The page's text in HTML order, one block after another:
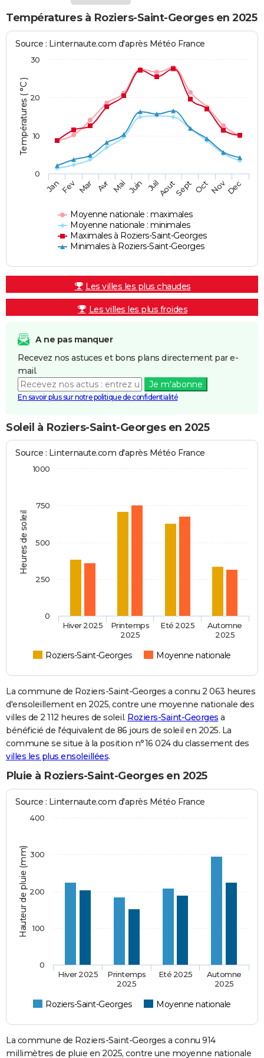
Températures à Roziers-Saint-Georges en 2025
Températures ( °C )
Source : Linternaute.com d'après Météo France
Moyenne nationale : maximales
Moyenne nationale : minimales
Maximales à Roziers-Saint-Georges
Minimales à Roziers-Saint-Georges
JanFev Mar Avr Mai Juin JuilAoutSept OctNovDec
0
10
20
30
Les villes les plus chaudes
Les villes les plus froides
A ne pas manquer
Recevez nos astuces et bons plans directement par e-
mail.
Je m'abonne
En savoir plus sur notre politique de confidentialité
Soleil à Roziers-Saint-Georges en 2025
Heures de soleil
Source : Linternaute.com d'après Météo France
Roziers-Saint-Georges Moyenne nationale
Hiver 2025
Printemps
2025
Eté 2025
Automne
2025
0
250
500
750
1000
La commune de Roziers-Saint-Georges a connu 2 063 heures
d'ensoleillement en 2025, contre une moyenne nationale des
villes de 2 112 heures de soleil. Roziers-Saint-Georges a
bénéficié de l'équivalent de 86 jours de soleil en 2025. La
commune se situe à la position n°16 024 du classement des
villes les plus ensoleillées.
Pluie à Roziers-Saint-Georges en 2025
Hauteur de pluie (mm)
Source : Linternaute.com d'après Météo France
Roziers-Saint-Georges Moyenne nationale
Hiver 2025
Printemps
2025
Eté 2025
Automne
2025
0
100
200
300
400
La commune de Roziers-Saint-Georges a connu 914
millimètres de pluie en 2025, contre une moyenne nationale